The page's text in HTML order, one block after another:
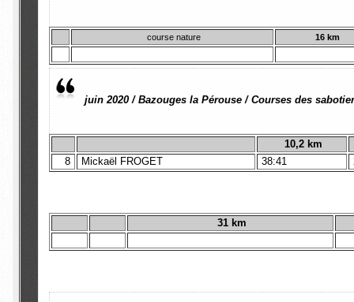
course nature 16 km
juin 2020 / Bazouges la Pérouse / Courses des
10,2 km
8
Mickaël FROGET 38:41
31 km